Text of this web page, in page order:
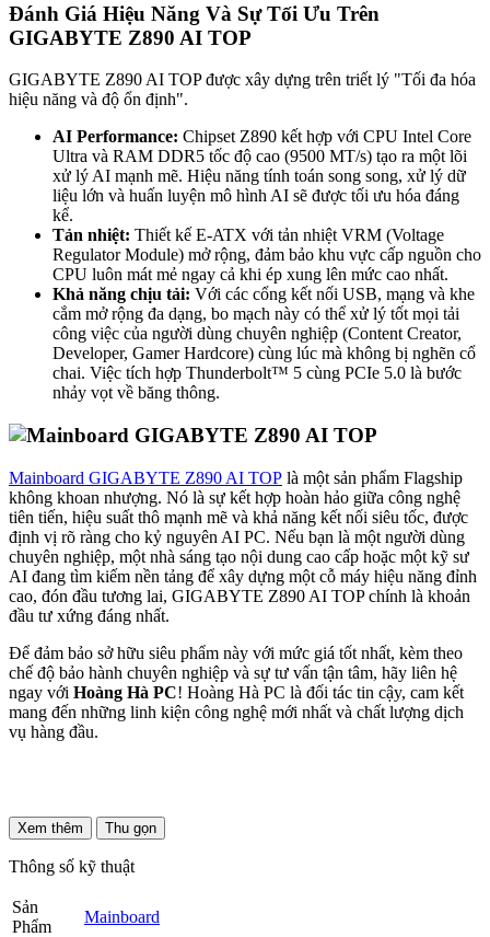
Đánh Giá Hiệu Năng Và Sự Tối Ưu Trên
GIGABYTE Z890 AI TOP
GIGABYTE Z890 AI TOP được xây dựng trên triết lý "Tối đa hóa
hiệu năng và độ ổn định".
AI Performance: Chipset Z890 kết hợp với CPU Intel Core
Ultra và RAM DDR5 tốc độ cao (9500 MT/s) tạo ra một lõi
xử lý AI mạnh mẽ. Hiệu năng tính toán song song, xử lý dữ
liệu lớn và huấn luyện mô hình AI sẽ được tối ưu hóa đáng
kể.
Tản nhiệt: Thiết kế E-ATX với tản nhiệt VRM (Voltage
Regulator Module) mở rộng, đảm bảo khu vực cấp nguồn cho
CPU luôn mát mẻ ngay cả khi ép xung lên mức cao nhất.
Khả năng chịu tải: Với các cổng kết nối USB, mạng và khe
cắm mở rộng đa dạng, bo mạch này có thể xử lý tốt mọi tải
công việc của người dùng chuyên nghiệp (Content Creator,
Developer, Gamer Hardcore) cùng lúc mà không bị nghẽn cổ
chai. Việc tích hợp Thunderbolt™ 5 cùng PCIe 5.0 là bước
nhảy vọt về băng thông.
Mainboard GIGABYTE Z890 AI TOP là một sản phẩm Flagship
không khoan nhượng. Nó là sự kết hợp hoàn hảo giữa công nghệ
tiên tiến, hiệu suất thô mạnh mẽ và khả năng kết nối siêu tốc, được
định vị rõ ràng cho kỷ nguyên AI PC. Nếu bạn là một người dùng
chuyên nghiệp, một nhà sáng tạo nội dung cao cấp hoặc một kỹ sư
AI đang tìm kiếm nền tảng để xây dựng một cỗ máy hiệu năng đỉnh
cao, đón đầu tương lai, GIGABYTE Z890 AI TOP chính là khoản
đầu tư xứng đáng nhất.
Để đảm bảo sở hữu siêu phẩm này với mức giá tốt nhất, kèm theo
chế độ bảo hành chuyên nghiệp và sự tư vấn tận tâm, hãy liên hệ
ngay với Hoàng Hà PC! Hoàng Hà PC là đối tác tin cậy, cam kết
mang đến những linh kiện công nghệ mới nhất và chất lượng dịch
vụ hàng đầu.
Xem thêm Thu gọn
Thông số kỹ thuật
Sản
Phẩm
Mainboard